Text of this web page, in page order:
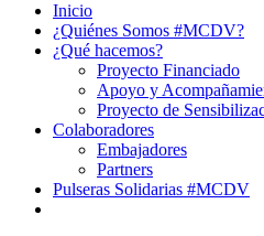
Inicio
¿Quiénes Somos #MCDV?
¿Qué hacemos?
Proyecto Financiado
Apoyo y
Proyecto de
Colaboradores
Embajadores
Partners
Pulseras Solidarias #MCDV